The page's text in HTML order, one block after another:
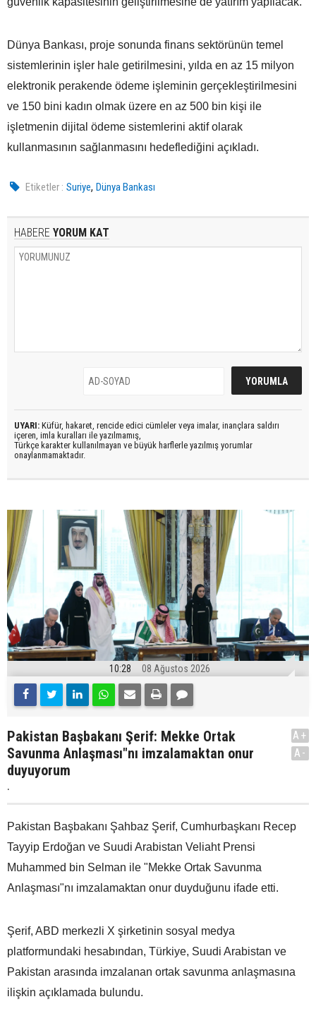
Dünya Bankası, proje sonunda finans sektörünün temel
sistemlerinin işler hale getirilmesini, yılda en az 15 milyon
elektronik perakende ödeme işleminin gerçekleştirilmesini
ve 150 bini kadın olmak üzere en az 500 bin kişi ile
işletmenin dijital ödeme sistemlerini aktif olarak
kullanmasının sağlanmasını hedeflediğini açıkladı.
Etiketler : Suriye,Dünya Bankası
HABERE YORUM KAT
UYARI: Küfür, hakaret, rencide edici cümleler veya imalar, inançlara saldırı
içeren, imla kuralları ile yazılmamış,
Türkçe karakter kullanılmayan ve büyük harflerle yazılmış yorumlar
onaylanmamaktadır.
10:28 08 Ağustos 2026
Pakistan Başbakanı Şerif: Mekke Ortak
Savunma Anlaşması"nı imzalamaktan onur
duyuyorum
.
A+
A-
Pakistan Başbakanı Şahbaz Şerif, Cumhurbaşkanı Recep
Tayyip Erdoğan ve Suudi Arabistan Veliaht Prensi
Muhammed bin Selman ile "Mekke Ortak Savunma
Anlaşması"nı imzalamaktan onur duyduğunu ifade etti.
Şerif, ABD merkezli X şirketinin sosyal medya
platformundaki hesabından, Türkiye, Suudi Arabistan ve
Pakistan arasında imzalanan ortak savunma anlaşmasına
ilişkin açıklamada bulundu.